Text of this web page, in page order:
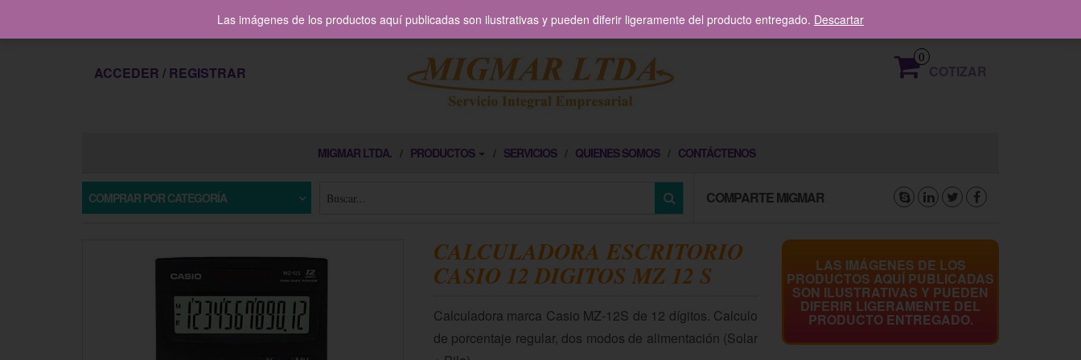
contacto@migmarltda.com
ACCEDER / REGISTRAR
0
COTIZAR
MIGMAR LTDA. PRODUCTOS SERVICIOS QUIENES SOMOS CONTÁCTENOS
COMPRAR POR CATEGORÍA COMPARTE MIGMAR
CALCULADORA ESCRITORIO
CASIO 12 DIGITOS MZ 12 S
Calculadora marca Casio MZ-12S de 12 dígitos. Calculo
de porcentaje regular, dos modos de alimentación (Solar
LAS IMÁGENES DE LOS
PRODUCTOS AQUÍ PUBLICADAS
SON ILUSTRATIVAS Y PUEDEN
DIFERIR LIGERAMENTE DEL
PRODUCTO ENTREGADO.
Las imágenes de los productos aquí publicadas son ilustrativas y pueden diferir ligeramente del producto entregado. Descartar